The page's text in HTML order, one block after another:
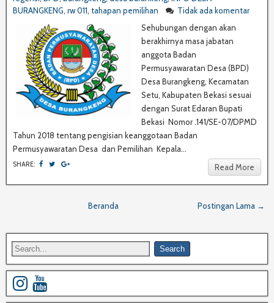
BURANGKENG, rw 011, tahapan pemilihan
Tidak ada komentar
Sehubungan dengan akan
berakhirnya masa jabatan
anggota Badan
Permusyawaratan Desa (BPD)
Desa Burangkeng, Kecamatan
Setu, Kabupaten Bekasi sesuai
dengan Surat Edaran Bupati
Bekasi Nomor .141/SE-07/DPMD
Tahun 2018 tentang pengisian keanggotaan Badan
Permusyawaratan Desa dan Pemilihan Kepala...
SHARE: Read More
Postingan Lama →
Beranda